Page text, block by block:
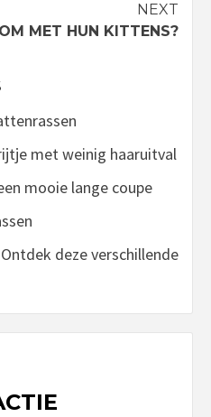
NEXT
MET HUN KITTENS?
met weinig haaruitval
mooie lange coupe
deze verschillende